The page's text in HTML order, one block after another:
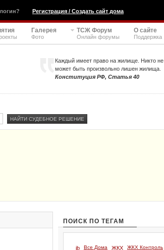
Регистрация / Создать сайт дома
Галерея
Фото
ТСЖ Форум
Онлайн форумы
О сайте
Поддержка
Каждый имеет право на жилище. Никто не
может быть произвольно лишен жилища.
Конституция РФ, Статья 40
ПОИСК ПО ТЕГАМ
jb Все Дома ЖКХ ЖКХ Контроль